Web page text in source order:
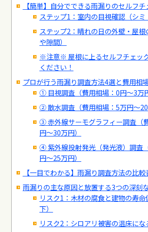
【簡単】自分でできる雨漏りのセルフ
ステップ1：室内の目視確認（シミ
ステップ2：晴れの日の外壁・屋
や隙間）
※注意※ 屋根に上るセルフチェッ
ください！
プロが行う雨漏り調査方法4選と費用相
① 目視調査（費用相場：0円〜3万円
② 散水調査（費用相場：5万円〜20
③ 赤外線サーモグラフィー調査（
円〜30万円）
④ 紫外線投射発光（発光液）調査
円〜25万円）
【一目でわかる】雨漏り調査方法の比較
雨漏りの主な原因と放置する3つの深刻
リスク1：木材の腐食と建物の寿
下）
リスク2：シロアリ被害の温床にな